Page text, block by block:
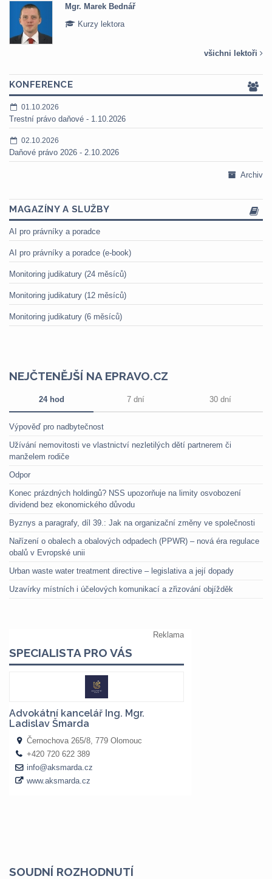
Mgr. Marek Bednář
Kurzy lektora
všichni lektoři
KONFERENCE
01.10.2026
Trestní právo daňové - 1.10.2026
02.10.2026
Daňové právo 2026 - 2.10.2026
Archiv
MAGAZÍNY A SLUŽBY
AI pro právníky a poradce
AI pro právníky a poradce (e-book)
Monitoring judikatury (24 měsíců)
Monitoring judikatury (12 měsíců)
Monitoring judikatury (6 měsíců)
NEJČTENĚJŠÍ NA EPRAVO.CZ
24 hod 7 dní 30 dní
Výpověď pro nadbytečnost
Užívání nemovitosti ve vlastnictví nezletilých dětí partnerem či
manželem rodiče
Odpor
Konec prázdných holdingů? NSS upozorňuje na limity osvobození
dividend bez ekonomického důvodu
Byznys a paragrafy, díl 39.: Jak na organizační změny ve společnosti
Nařízení o obalech a obalových odpadech (PPWR) – nová éra regulace
obalů v Evropské unii
Urban waste water treatment directive – legislativa a její dopady
Uzavírky místních i účelových komunikací a zřizování objížděk
SOUDNÍ ROZHODNUTÍ